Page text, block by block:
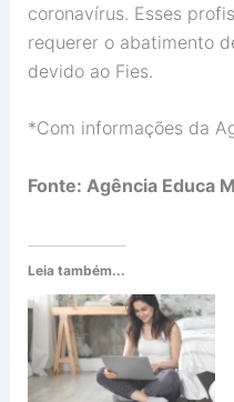
coronavírus. Esses
requerer o abatimento
devido ao Fies.
*Com informações da
Fonte: Agência Educa
Leia também...